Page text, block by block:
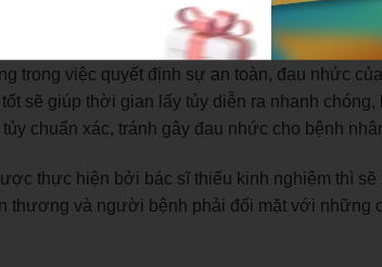
trong việc quyết định sự an toàn, đau nhức
sẽ giúp thời gian lấy tủy diễn ra nhanh
chuẩn xác, tránh gây đau nhức cho bệnh
thực hiện bởi bác sĩ thiếu kinh nghiệm thì sẽ
thương và người bệnh phải đối mặt với những